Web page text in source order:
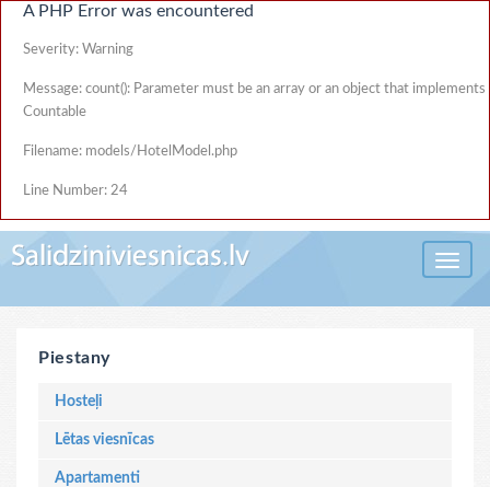
A PHP Error was encountered
Severity: Warning
Message: count(): Parameter must be an array or an object that implements
Countable
Filename: models/HotelModel.php
Line Number: 24
Toggle
Piestany
Hosteļi
Lētas viesnīcas
Apartamenti